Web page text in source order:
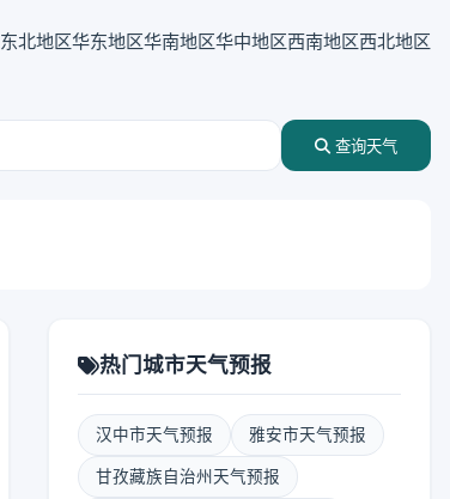
东北地区华东地区华南地区华中地区西南地区西北地区
查询天气
热门城市天气预报
汉中市天气预报 雅安市天气预报
甘孜藏族自治州天气预报